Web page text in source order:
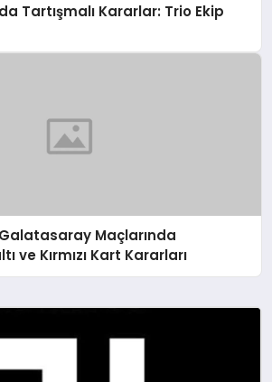
Tartışmalı Kararlar: Trio Ekip
Maçlarında
ve Kırmızı Kart Kararları